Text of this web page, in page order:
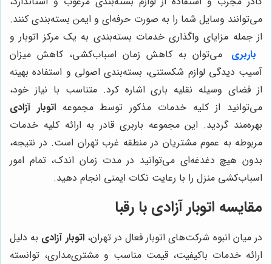
می‌توانند وسایل شما را به صورت حرفه‌ای و ایمن بسته‌بندی کنند.
از جمله مزایای واگذاری خدمات بسته‌بندی به یک مرکز اتوبار و
باربری
می‌توان به کاهش زمان اسباب‌کشی، کاهش میزان
آسیب دیدگی لوازم شکستنی، بسته‌بندی اصولی و استفاده بهینه
از فضای وسیله نقلیه باری اشاره کرد. متناسب با نیاز خود،
می‌توانید از کلیه خدمات مذکور توسط مجموعهاتوبار آزادی
بهره‌مند گردید. این مجموعه باربری قادر به ارائه کلیه خدمات
مربوطه به عموم مشتریان در منطقه غرب تهران است. در نتیجه،
بدون هیچ دغدغه‌ای می‌توانید در مدت زمان اندک، تمام امور
اسباب‌کشی منزل را با رعایت نکات ایمنی انجام دهید.
مقایسه اتوبار آزادی با رقبا
در میان انبوه شرکت‌های اتوبار فعال در تهران،اتوبار آزادی به دلیل
ارائه خدمات باکیفیت، قیمت مناسب و مشتری‌مداری، توانسته